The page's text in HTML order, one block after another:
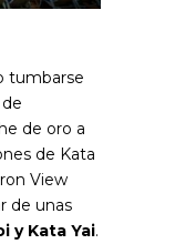
tumbarse
de oro a
de Kata
View
de unas
y Kata Yai.